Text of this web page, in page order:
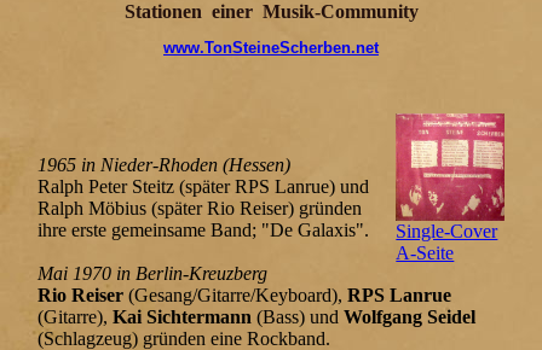
Stationen einer Musik-Community
www.TonSteineScherben.net
Single-Cover
A-Seite
1965 in Nieder-Rhoden (Hessen)
Ralph Peter Steitz (später RPS Lanrue) und
Ralph Möbius (später Rio Reiser) gründen
ihre erste gemeinsame Band; "De Galaxis".
Mai 1970 in Berlin-Kreuzberg
Rio Reiser (Gesang/Gitarre/Keyboard),RPS Lanrue
(Gitarre),Kai Sichtermann (Bass) undWolfgang Seidel
(Schlagzeug) gründen eine Rockband.